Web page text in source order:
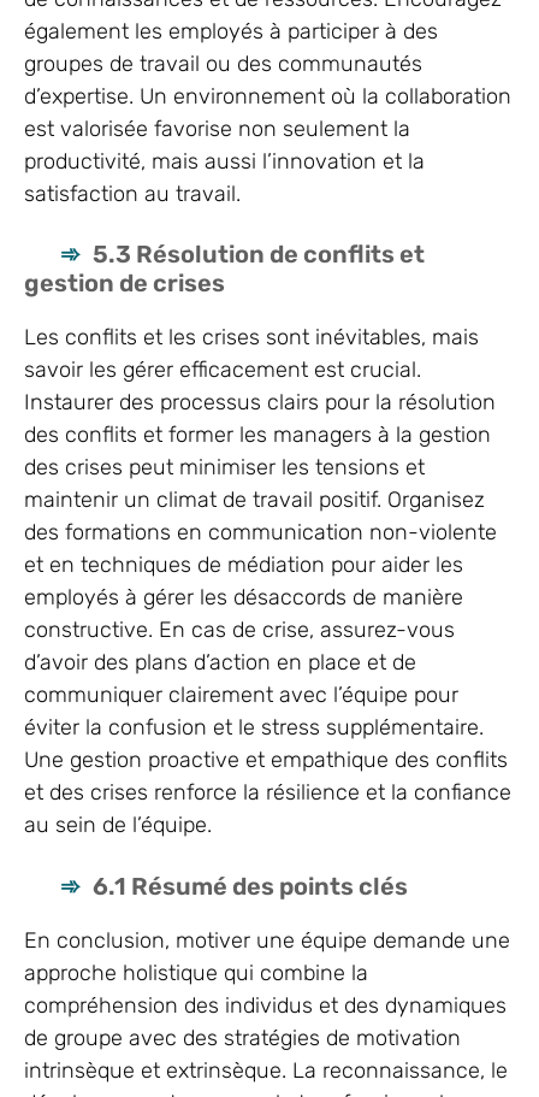
également les employés à participer à des
groupes de travail ou des communautés
d’expertise. Un environnement où la collaboration
est valorisée favorise non seulement la
productivité, mais aussi l’innovation et la
satisfaction au travail.
5.3 Résolution de conflits et
gestion de crises
Les conflits et les crises sont inévitables, mais
savoir les gérer efficacement est crucial.
Instaurer des processus clairs pour la résolution
des conflits et former les managers à la gestion
des crises peut minimiser les tensions et
maintenir un climat de travail positif. Organisez
des formations en communication non-violente
et en techniques de médiation pour aider les
employés à gérer les désaccords de manière
constructive. En cas de crise, assurez-vous
d’avoir des plans d’action en place et de
communiquer clairement avec l’équipe pour
éviter la confusion et le stress supplémentaire.
Une gestion proactive et empathique des conflits
et des crises renforce la résilience et la confiance
au sein de l’équipe.
6.1 Résumé des points clés
En conclusion, motiver une équipe demande une
approche holistique qui combine la
compréhension des individus et des dynamiques
de groupe avec des stratégies de motivation
intrinsèque et extrinsèque. La reconnaissance, le